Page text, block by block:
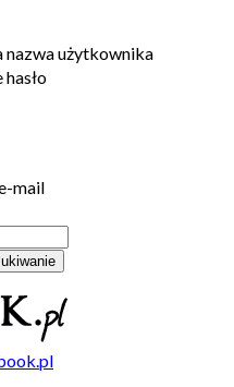
nazwa użytkownika
mail